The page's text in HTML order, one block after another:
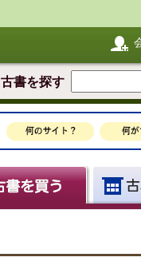
古書を探す